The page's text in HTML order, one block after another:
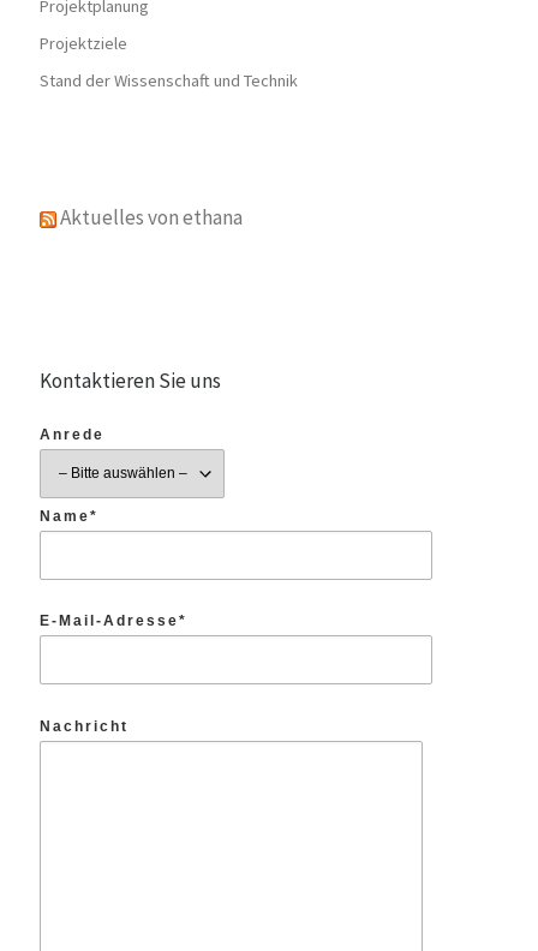
Projektplanung
Projektziele
Stand der Wissenschaft und Technik
Aktuelles von ethana
Kontaktieren Sie uns
Anrede
Name*
E-Mail-Adresse*
Nachricht